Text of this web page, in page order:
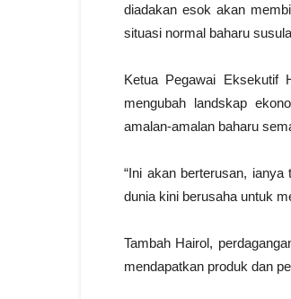
diadakan esok akan
situasi normal baharu
Ketua Pegawai Eksekutif
mengubah landskap
amalan-amalan baharu
“Ini akan berterusan,
dunia kini berusaha untuk
Tambah Hairol,
mendapatkan produk dan